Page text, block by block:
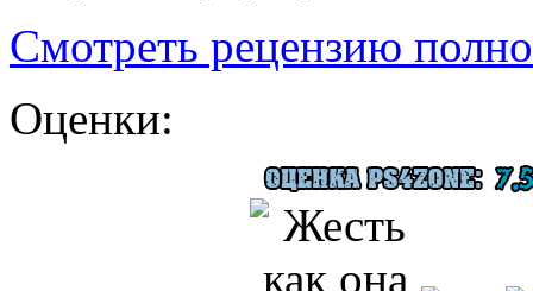
Смотреть рецензию
Оценки: